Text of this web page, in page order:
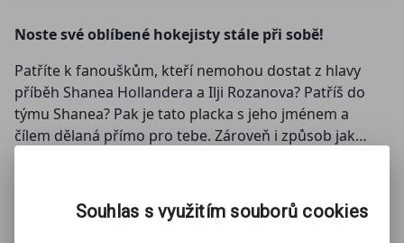
Noste své oblíbené hokejisty stále při sobě!
Patříte k fanouškům, kteří nemohou dostat z hlavy
příběh Shanea Hollandera a Ilji Rozanova? Patříš do
týmu Shanea? Pak je tato placka s jeho jménem a
čílem dělaná přímo pro tebe. Zároveň i způsob jak
Ať už si ji připnete na batoh, džínovou bundu nebo na
naši novou plátěnou tašku Game Changers, tento malý
Souhlas s využitím souborů cookies